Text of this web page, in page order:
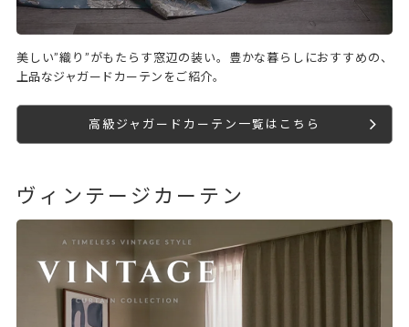
美しい”織り”がもたらす窓辺の装い。豊かな暮らしにおすすめの、
上品なジャガードカーテンをご紹介。
高級ジャガードカーテン一覧はこちら
ヴィンテージカーテン